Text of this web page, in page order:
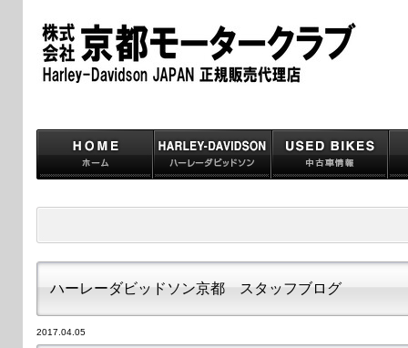
ハーレーダビッドソン京都 スタッフブログ
2017.04.05